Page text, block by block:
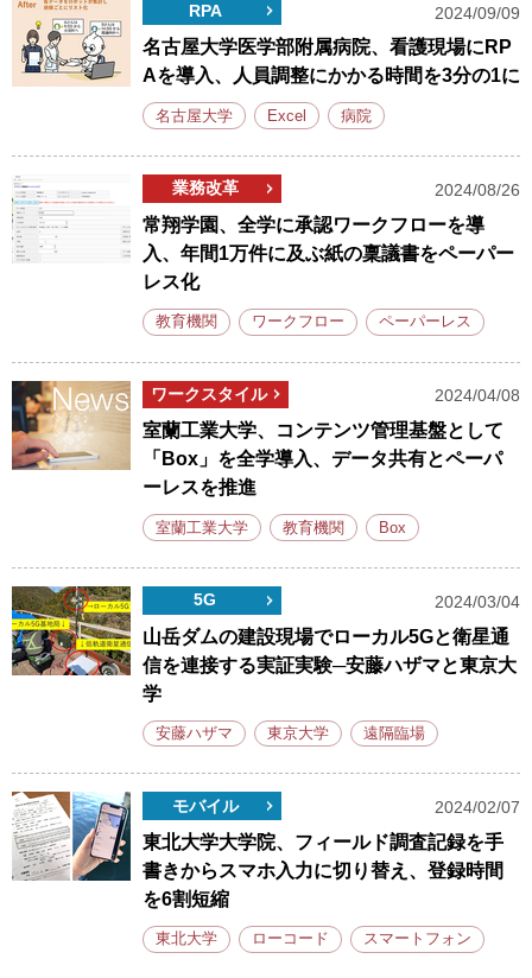
RPA 2024/09/09
名古屋大学医学部附属病院、看護現場にRP
Aを導入、人員調整にかかる時間を3分の1に
名古屋大学 Excel 病院
業務改革 2024/08/26
常翔学園、全学に承認ワークフローを導
入、年間1万件に及ぶ紙の稟議書をペーパー
レス化
教育機関 ワークフロー ペーパーレス
ワークスタイル 2024/04/08
室蘭工業大学、コンテンツ管理基盤として
「Box」を全学導入、データ共有とペーパ
ーレスを推進
室蘭工業大学 教育機関 Box
5G 2024/03/04
山岳ダムの建設現場でローカル5Gと衛星通
信を連接する実証実験─安藤ハザマと東京大
学
安藤ハザマ 東京大学 遠隔臨場
モバイル 2024/02/07
東北大学大学院、フィールド調査記録を手
書きからスマホ入力に切り替え、登録時間
を6割短縮
東北大学 ローコード スマートフォン